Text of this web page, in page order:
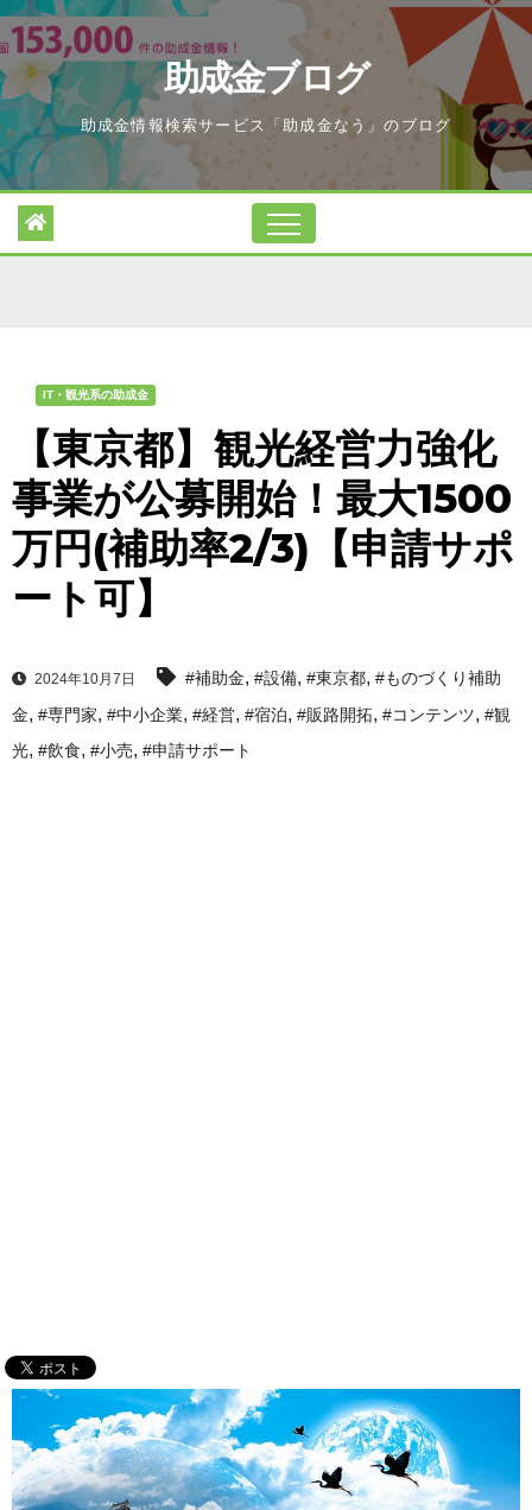
Skip
to
content
助成金ブログ
助成金情報検索サービス「助成金なう」のブログ
IT・観光系の助成金
【東京都】観光経営力強化
事業が公募開始！最大1500
万円(補助率2/3)【申請サポ
ート可】
2024年10月7日 #補助金, #設備, #東京都, #ものづくり補助
金, #専門家, #中小企業, #経営, #宿泊, #販路開拓, #コンテンツ, #観
光, #飲食, #小売, #申請サポート